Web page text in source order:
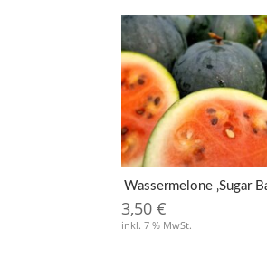
Wassermelone ‚Sugar
3,50€
inkl. 7 % MwSt.